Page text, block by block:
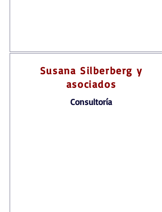
Susana Silberberg y
asociados
Consultoría